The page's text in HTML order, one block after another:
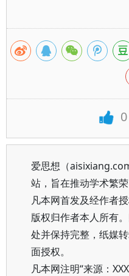
0
爱思想（
站，旨在推动学术繁荣
凡本网首发及经作者
版权归作者本人所有
处并保持完整，纸媒
面授权。
凡本网注明“来源：